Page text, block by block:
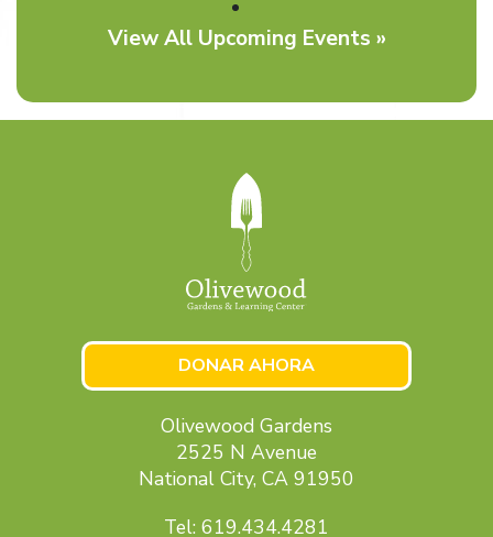
View All Upcoming Events »
DONAR AHORA
Olivewood Gardens
2525 N Avenue
National City, CA 91950
Tel: 619.434.4281